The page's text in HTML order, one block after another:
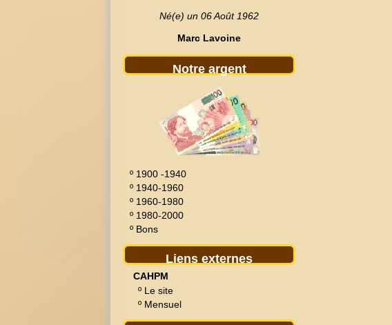
Né(e) un 06 Août 1962
Marc Lavoine
Notre argent
º 1900 -1940
º 1940-1960
º 1960-1980
º 1980-2000
º Bons
Liens externes
CAHPM
º Le site
º Mensuel